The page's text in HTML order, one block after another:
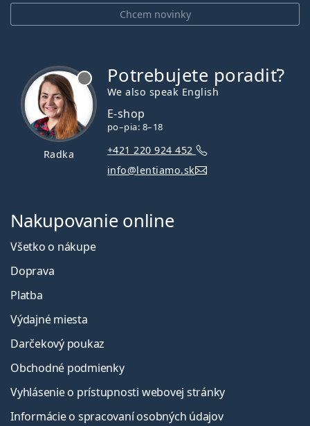
Chcem novinky
Radka
Potrebujete poradiť?
We also speak English
E-shop
po–pia: 8–18
+421 220 924 452
info@lentiamo.sk
Nakupovanie online
Všetko o nákupe
Doprava
Platba
Výdajné miesta
Darčekový poukaz
Obchodné podmienky
Vyhlásenie o prístupnosti webovej stránky
Informácie o spracovaní osobných údajov